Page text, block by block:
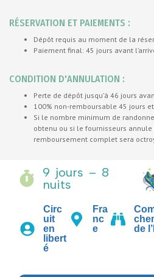
RÉSERVATION ET PAIEMENTS :
Dépôt requis au moment de la
Paiement final: 45 jours avant
CONDITION D'ANNULATION :
Perte de dépôt jusqu’à 46 jours
100% non-remboursable 45 jours
Si le nombre minimum de
obtenu ou si le fournisseurs annule
remboursement complet sera
9 jours – 8
nuits
Circ
uit
en
libert
é
Fra
nc
e
de